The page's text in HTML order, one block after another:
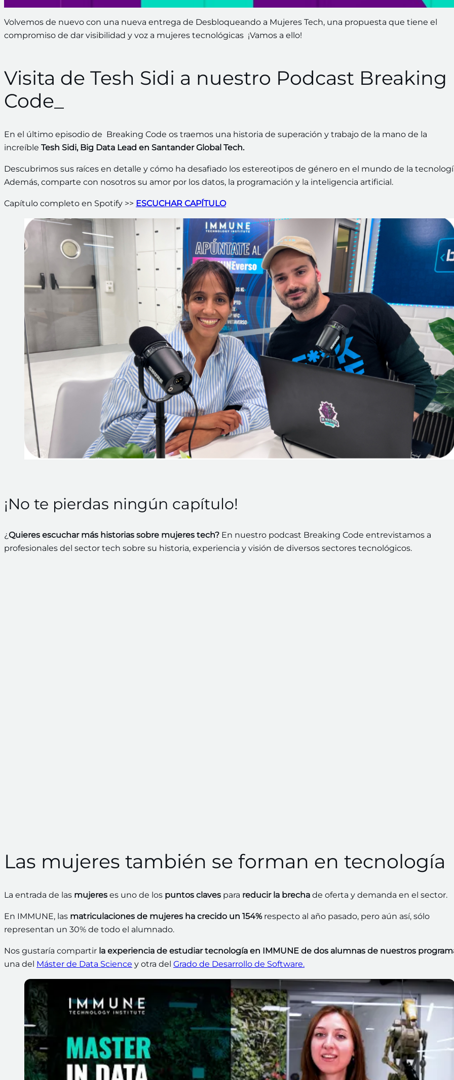
Volvemos de nuevo con una nueva entrega de Desbloqueando a Mujeres Tech, una propuesta que tiene el
compromiso de dar visibilidad y voz a mujeres tecnológicas ¡Vamos a ello!
Visita de Tesh Sidi a nuestro Podcast Breaking
Code_
En el último episodio de Breaking Code os traemos una historia de superación y trabajo de la mano de la
increíble Tesh Sidi, Big Data Lead en Santander Global Tech.
Descubrimos sus raíces en detalle y cómo ha desafiado los estereotipos de género en el mundo de la
Además, comparte con nosotros su amor por los datos, la programación y la inteligencia artificial.
Capítulo completo en Spotify >> ESCUCHAR CAPÍTULO
¡No te pierdas ningún capítulo!
¿Quieres escuchar más historias sobre mujeres tech? En nuestro podcast Breaking Code entrevistamos a
profesionales del sector tech sobre su historia, experiencia y visión de diversos sectores tecnológicos.
Las mujeres también se forman en tecnología
La entrada de las mujeres es uno de los puntos claves para reducir la brecha de oferta y demanda en el sector.
En IMMUNE, las matriculaciones de mujeres ha crecido un 154%respecto al año pasado, pero aún así, sólo
representan un 30% de todo el alumnado.
Nos gustaría compartir la experiencia de estudiar tecnología en IMMUNE de dos alumnas de nuestros
una del Máster de Data Science y otra del Grado de Desarrollo de Software.